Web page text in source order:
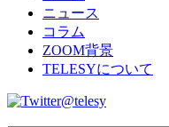
ニュース
コラム
ZOOM背景
TELESYについて
@telesy